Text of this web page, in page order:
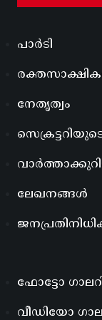
പാർടി
നേതൃത്വം
ലേഖനങ്ങൾ
ഫോട്ടോ
വീഡിയോ